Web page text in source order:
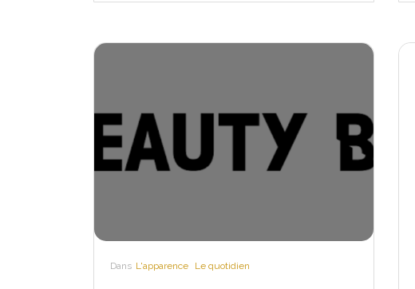
Dans L'apparence Le quotidien